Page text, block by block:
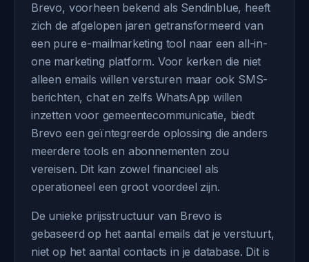
Brevo, voorheen bekend als Sendinblue, heeft
zich de afgelopen jaren getransformeerd van
een pure e-mailmarketing tool naar een all-in-
one marketing platform. Voor kerken die niet
alleen emails willen versturen maar ook SMS-
berichten, chat en zelfs WhatsApp willen
inzetten voor gemeentecommunicatie, biedt
Brevo een geïntegreerde oplossing die anders
meerdere tools en abonnementen zou
vereisen. Dit kan zowel financieel als
operationeel een groot voordeel zijn.
De unieke prijsstructuur van Brevo is
gebaseerd op het aantal emails dat je verstuurt,
niet op het aantal contacts in je database. Dit is